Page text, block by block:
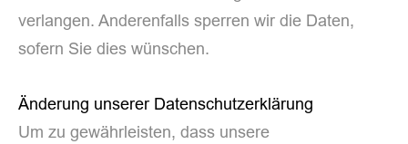
verlangen. Anderenfalls sperren wir die Daten,
sofern Sie dies wünschen.
Änderung unserer Datenschutzerklärung
Um zu gewährleisten, dass unsere